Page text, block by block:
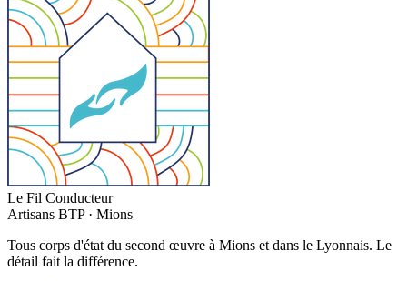
Le Fil Conducteur
Artisans BTP · Mions
Tous corps d'état du second œuvre à Mions et dans le Lyonnais. Le
détail fait la différence.